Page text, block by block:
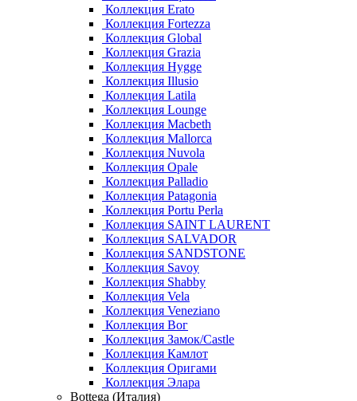
Коллекция Erato
Коллекция Fortezza
Коллекция Global
Коллекция Grazia
Коллекция Hygge
Коллекция Illusio
Коллекция Latila
Коллекция Lounge
Коллекция Macbeth
Коллекция Mallorca
Коллекция Nuvola
Коллекция Opale
Коллекция Palladio
Коллекция Patagonia
Коллекция Portu Perla
Коллекция SAINT LAURENT
Коллекция SALVADOR
Коллекция SANDSTONE
Коллекция Savoy
Коллекция Shabby
Коллекция Vela
Коллекция Veneziano
Коллекция Вог
Коллекция Замок/Castle
Коллекция Камлот
Коллекция Оригами
Коллекция Элара
Bottega (Италия)